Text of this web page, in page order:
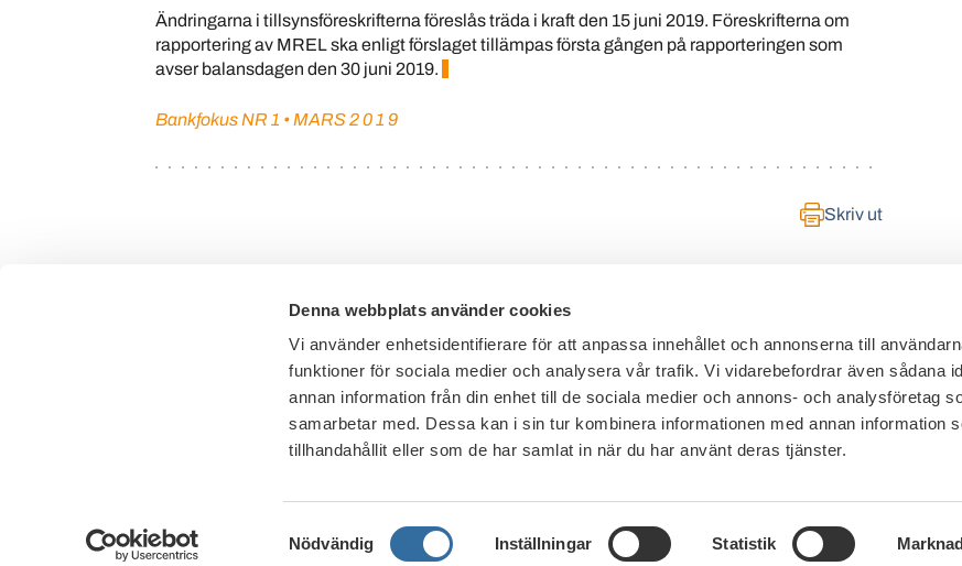
Denna webbplats använder cookies
Vi använder enhetsidentifierare för att anpassa innehållet och annonserna till
funktioner för sociala medier och analysera vår trafik. Vi vidarebefordrar även sådana
annan information från din enhet till de sociala medier och annons- och analysföretag
samarbetar med. Dessa kan i sin tur kombinera informationen med annan information
tillhandahållit eller som de har samlat in när du har använt deras tjänster.
Samtyckesval
Nödvändig Inställningar Statistik
Ändringarna i tillsynsföreskrifterna föreslås träda i kraft den 15 juni 2019. Föreskrifterna om
rapportering av MREL ska enligt förslaget tillämpas första gången på rapporteringen som
avser balansdagen den 30 juni 2019.
Bankfokus NR 1 • MARS 2 0 1 9
Skriv ut
Telefon växel: 08 - 453 44 00
E-post:info@financesweden.se
Postadress: Box 7603, 103 94 Stockholm
Besöksadress: Blasieholmsgatan 4B